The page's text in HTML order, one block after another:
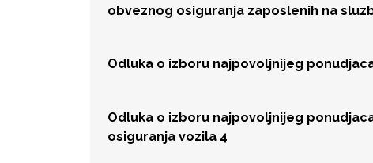
obveznog osiguranja zaposlenih na
Odluka o izboru najpovoljnijeg
Odluka o izboru najpovoljnijeg
osiguranja vozila 4